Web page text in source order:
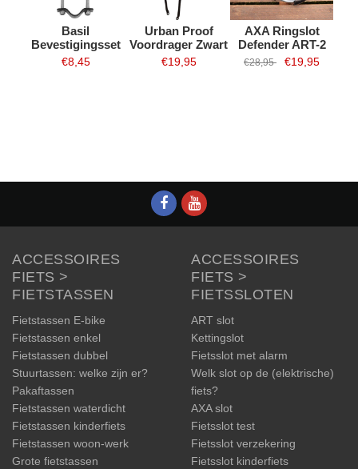
Basil
Bevestigingsset
voor kratten en
manden
€8,45
Urban Proof
Voordrager Zwart
€19,95
AXA Ringslot
Defender ART-2
(zwart)
€28,95 €19,95
ACCESSOIRES
FIETS >
FIETSTASSEN
Fietstassen E-bike
Fietstassen enkel
Fietstassen dubbel
Stuurtassen: welke zijn er?
Pakaftassen
Fietstassen waterdicht
Fietstassen kinderfiets
Fietstassen woon-werk
Grote fietstassen
ACCESSOIRES
FIETS >
FIETSSLOTEN
ART slot
Kettingslot
Fietsslot met alarm
Welk slot op de (elektrische)
fiets?
AXA slot
Fietsslot test
Fietsslot verzekering
Fietsslot kinderfiets